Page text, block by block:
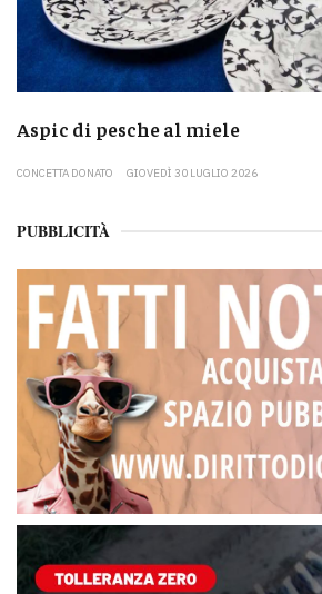
Aspic di pesche al miele
CONCETTA DONATO GIOVEDÌ 30 LUGLIO 2026
PUBBLICITÀ